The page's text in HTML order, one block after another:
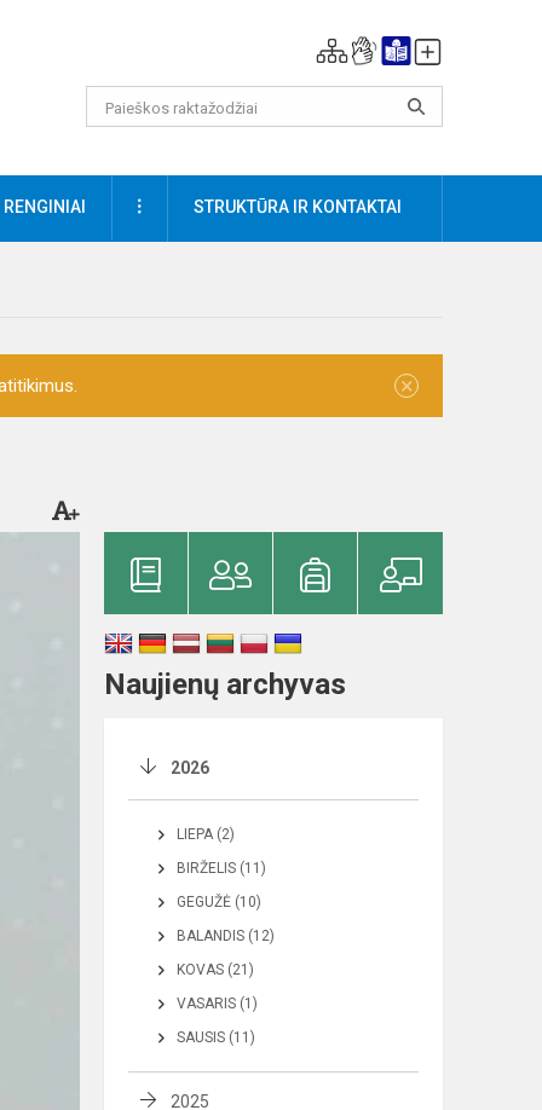
RENGINIAI DAUGIAUSTRUKTŪRA IR KONTAKTAI
×
Naujienų archyvas
2026
LIEPA (2)
BIRŽELIS (11)
GEGUŽĖ (10)
BALANDIS (12)
KOVAS (21)
VASARIS (1)
SAUSIS (11)
2025